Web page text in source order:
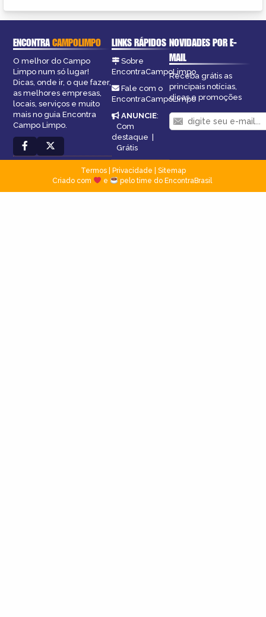
ENCONTRACAMPOLIMPO
O melhor do Campo
Limpo num só lugar!
Dicas, onde ir, o que fazer,
as melhores empresas,
locais, serviços e muito
mais no guia Encontra
Campo Limpo.
LINKS RÁPIDOS
Sobre
EncontraCampoLimpo
Fale com o
EncontraCampoLimpo
ANUNCIE:
Com
destaque |
Grátis
NOVIDADES POR E-
MAIL
Receba grátis as
principais notícias,
dicas e promoções
Termos| Privacidade
Sitemap
Criado com
e pelo time do EncontraBrasil